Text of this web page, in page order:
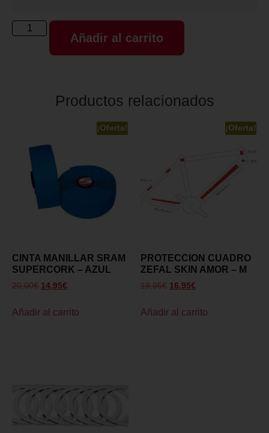
Añadir al carrito
Productos relacionados
¡Oferta!
CINTA MANILLAR SRAM
SUPERCORK – AZUL
20,00€ 14,95€
Añadir al carrito
¡Oferta!
PROTECCION CUADRO
ZEFAL SKIN AMOR – M
19,95€ 16,95€
Añadir al carrito